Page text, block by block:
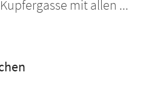
mit allen ...